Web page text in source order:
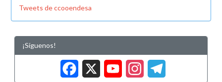
Tweets de ccooendesa
¡Síguenos!
Facebook
X